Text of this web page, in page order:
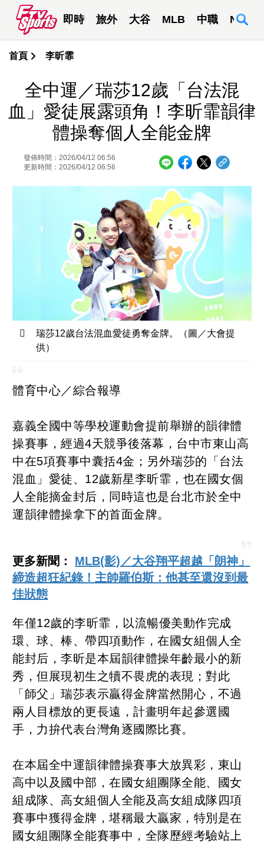
即時 旅外 大谷 MLB 中職 NBA
首頁 李昕霏
全中運／瑞莎12歲「台法混
血」愛徒展露頭角！李昕霏韻律
體操奪個人全能金牌
發佈時間：2026/04/12 06:56
更新時間：2026/04/12 06:56
瑞莎12歲台法混血愛徒勇奪金牌。（圖／大會提
供）
體育中心／綜合報導
嘉義全國中等學校運動會提前舉辦的韻律體
操賽事，經過4天競爭後落幕，台中市東山高
中在5項賽事中囊括4金；另外瑞莎的「台法
混血」愛徒、12歲新星李昕霏，也在國女個
人全能摘金封后，同時這也是台北市於全中
運韻律體操拿下的首面金牌。
更多新聞： MLB(影)／大谷翔平超越「朗神」
締造超狂紀錄！主帥羅伯斯：他甚至還沒到最
佳狀態
年僅12歲的李昕霏，以流暢優美動作完成
環、球、棒、帶四項動作，在國女組個人全
能封后，李昕是本屆韻律體操年齡最小的新
秀，但展現初生之犢不畏虎的表現；對此
「師父」瑞莎表示贏得金牌當然開心，不過
兩人目標放的更長遠，計畫明年起參選國
手，力拚代表台灣角逐國際比賽。
在本屆全中運韻律體操賽事大放異彩，東山
高中以及國中部，在國女組團隊全能、國女
組成隊、高女組個人全能及高女組成隊四項
賽事中獲得金牌，堪稱最大贏家，特別是在
國女組團隊全能賽事中，全隊歷經考驗站上